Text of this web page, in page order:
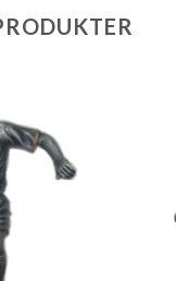
wishlist